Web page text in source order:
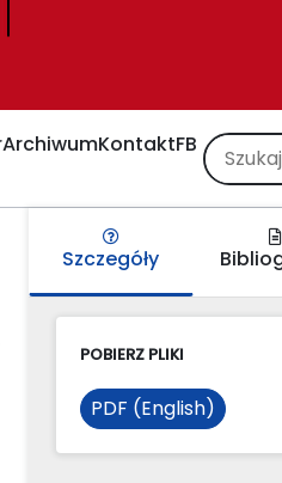
ArchiwumKontaktFB
Szczegóły
POBIERZ PLIKI
PDF (English)